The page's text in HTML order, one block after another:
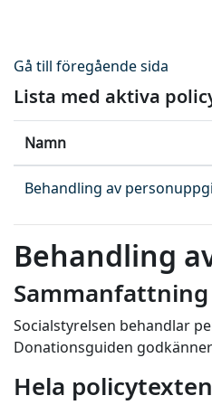
Gå till föregående sida
Lista med aktiva
Namn
Behandling av
Behandling
Sammanfattning
Socialstyrelsen behandlar
Donationsguiden
Hela policytexten